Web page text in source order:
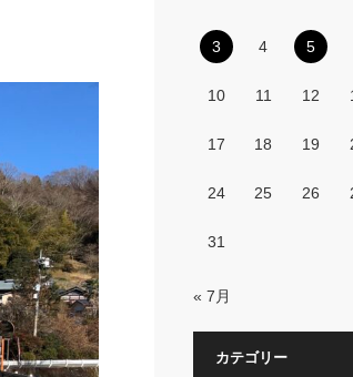
3 4 5
10 11 12
17 18 19
24 25 26
31
« 7月
カテゴリー